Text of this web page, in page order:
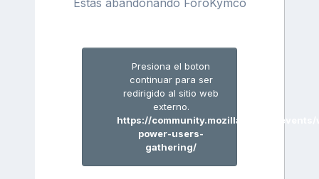
Estás abandonando ForoKymco
Presiona el boton
continuar para ser
redirigido al sitio web
externo.
https://community.mozilla.org/en/events/
power-users-
gathering/